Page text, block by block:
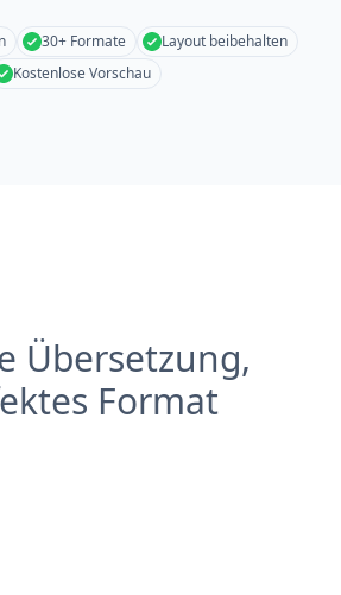
30+ Formate
Layout beibehalten
Kostenlose Vorschau
Übersetzung,
Format